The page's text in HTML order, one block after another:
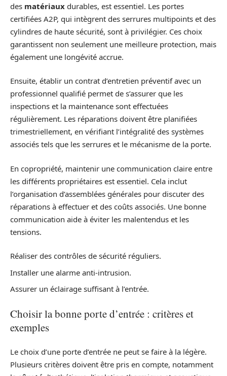
des matériaux durables, est essentiel. Les portes
certifiées A2P, qui intègrent des serrures multipoints et des
cylindres de haute sécurité, sont à privilégier. Ces choix
garantissent non seulement une meilleure protection, mais
également une longévité accrue.
Ensuite, établir un contrat d’entretien préventif avec un
professionnel qualifié permet de s’assurer que les
inspections et la maintenance sont effectuées
régulièrement. Les réparations doivent être planifiées
trimestriellement, en vérifiant l’intégralité des systèmes
associés tels que les serrures et le mécanisme de la porte.
En copropriété, maintenir une communication claire entre
les différents propriétaires est essentiel. Cela inclut
l’organisation d’assemblées générales pour discuter des
réparations à effectuer et des coûts associés. Une bonne
communication aide à éviter les malentendus et les
tensions.
Réaliser des contrôles de sécurité réguliers.
Installer une alarme anti-intrusion.
Assurer un éclairage suffisant à l’entrée.
Choisir la bonne porte d’entrée : critères et
exemples
Le choix d’une porte d’entrée ne peut se faire à la légère.
Plusieurs critères doivent être pris en compte, notamment